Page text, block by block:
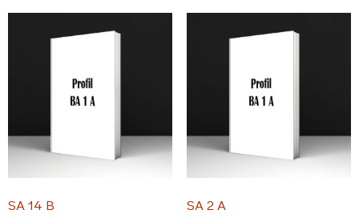
SA 14 B SA 2 A